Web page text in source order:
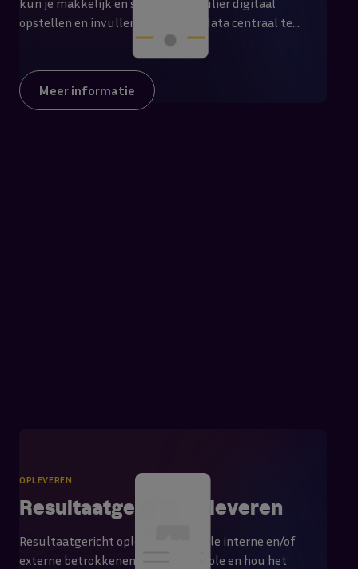
opstellen en invullen. Dit om alle data centraal te
waarborgen, analyseren en vervolgens te exporteren in
verschillende gepersonaliseerde rapporten en
meterkastlijsten. Formulieren en opnames door
bewoners laten invullen en zelfs juridisch bindende
Meer informatie
OPLEVEREN
Resultaatgericht opleveren
Resultaatgericht opleveren met alle interne en/of
externe betrokkenen. Blijf in controle en hou het